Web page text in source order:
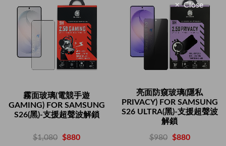
霧面玻璃(電競手遊
GAMING) FOR SAMSUNG
S26(黑)-支援超聲波解鎖
$1,080 $880
亮面防窺玻璃(隱私
PRIVACY) FOR SAMSUNG
S26 ULTRA(黑)-支援超聲波
解鎖
$980 $880
Close